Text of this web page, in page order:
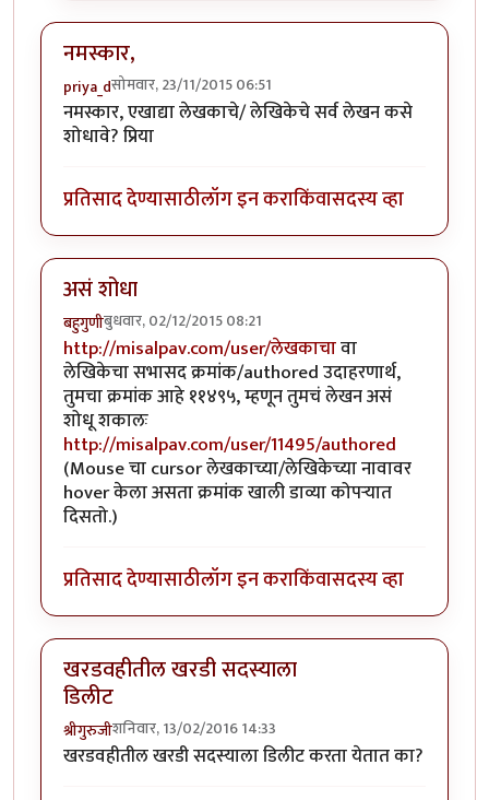
नमस्कार,
priya_dसोमवार, 23/11/2015 06:51
नमस्कार, एखाद्या लेखकाचे/ लेखिकेचे सर्व लेखन कसे
शोधावे? प्रिया
प्रतिसाद देण्यासाठीलॉग इन कराकिंवासदस्य व्हा
असं शोधा
बहुगुणीबुधवार, 02/12/2015 08:21
http://misalpav.com/user/लेखकाचावा
लेखिकेचा सभासद क्रमांक/authored उदाहरणार्थ,
तुमचा क्रमांक आहे ११४९५, म्हणून तुमचं लेखन असं
शोधू शकालः
http://misalpav.com/user/11495/authored
(Mouse चा cursor लेखकाच्या/लेखिकेच्या नावावर
hover केला असता क्रमांक खाली डाव्या कोपर्‍यात
दिसतो.)
प्रतिसाद देण्यासाठीलॉग इन कराकिंवासदस्य व्हा
खरडवहीतील खरडी सदस्याला
डिलीट
श्रीगुरुजीशनिवार, 13/02/2016 14:33
खरडवहीतील खरडी सदस्याला डिलीट करता येतात का?